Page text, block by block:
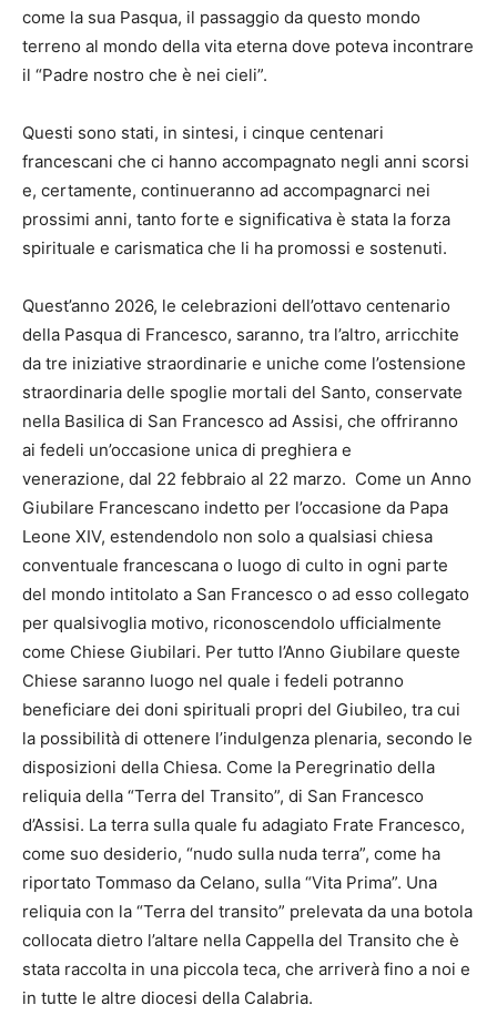
come la sua Pasqua, il passaggio da questo mondo
terreno al mondo della vita eterna dove poteva incontrare
il “Padre nostro che è nei cieli”.
Questi sono stati, in sintesi, i cinque centenari
francescani che ci hanno accompagnato negli anni scorsi
e, certamente, continueranno ad accompagnarci nei
prossimi anni, tanto forte e significativa è stata la forza
spirituale e carismatica che li ha promossi e sostenuti.
Quest’anno 2026, le celebrazioni dell’ottavo centenario
della Pasqua di Francesco, saranno, tra l’altro, arricchite
da tre iniziative straordinarie e uniche come l’ostensione
straordinaria delle spoglie mortali del Santo, conservate
nella Basilica di San Francesco ad Assisi, che offriranno
ai fedeli un’occasione unica di preghiera e
venerazione, dal 22 febbraio al 22 marzo. Come un Anno
Giubilare Francescano indetto per l’occasione da Papa
Leone XIV, estendendolo non solo a qualsiasi chiesa
conventuale francescana o luogo di culto in ogni parte
del mondo intitolato a San Francesco o ad esso collegato
per qualsivoglia motivo, riconoscendolo ufficialmente
come Chiese Giubilari. Per tutto l’Anno Giubilare queste
Chiese saranno luogo nel quale i fedeli potranno
beneficiare dei doni spirituali propri del Giubileo, tra cui
la possibilità di ottenere l’indulgenza plenaria, secondo le
disposizioni della Chiesa. Come la Peregrinatio della
reliquia della “Terra del Transito”, di San Francesco
d’Assisi. La terra sulla quale fu adagiato Frate Francesco,
come suo desiderio, “nudo sulla nuda terra”, come ha
riportato Tommaso da Celano, sulla “Vita Prima”. Una
reliquia con la “Terra del transito” prelevata da una botola
collocata dietro l’altare nella Cappella del Transito che è
stata raccolta in una piccola teca, che arriverà fino a noi e
in tutte le altre diocesi della Calabria.